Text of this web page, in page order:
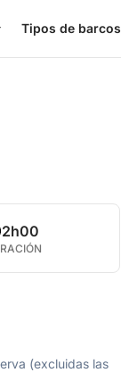
Tipos de barcos
2h00
(excluidas las